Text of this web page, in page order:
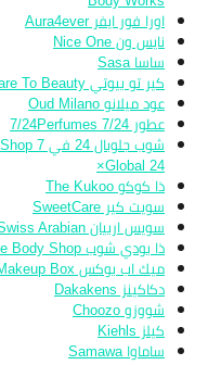
اورا فور ايفر Aura4ever
نايس ون Nice One
ساسا Sasa
كير تو بيوتي Care To Beauty
عود ميلانو Oud Milano
عطور 7/24 7/24Perfumes
شوب جلوبال 24 في 7 7Shop
Global 24×
ذا كوكو The Kukoo
سويت كير SweetCare
سويس اربيان Swiss Arabian
ذا بودي شوب The Body Shop
ميك اب بوكس Makeup Box
دكاكينز Dakakens
شووزو Choozo
كيلز Kiehls
ساماوا Samawa